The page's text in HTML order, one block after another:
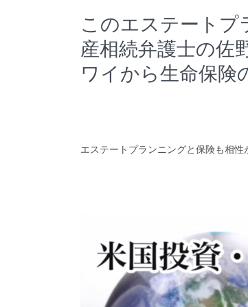
このエステート
産相続弁護士の佐
ワイから生命保険
エステートプランニングと保険も相